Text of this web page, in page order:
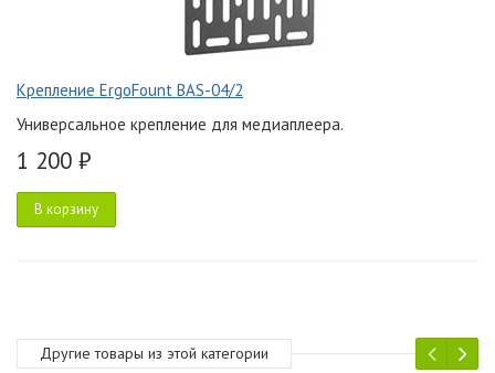
Крепление ErgoFount BAS-04/2
Универсальное крепление для медиаплеера.
1 200 ₽
В корзину
Другие товары из этой категории